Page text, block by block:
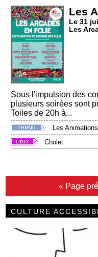
Les
Le 31
Les
Sous l'impulsion des
plusieurs soirées sont
Toiles de 20h à...
Les Animations
Cholet
« Page
CULTURE